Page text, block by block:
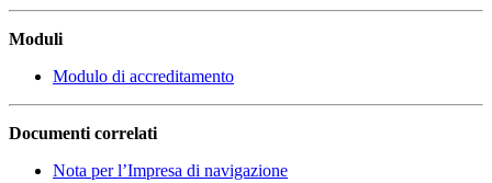
Moduli
Modulo di accreditamento
Documenti correlati
Nota per l’Impresa di navigazione